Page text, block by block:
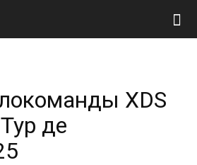
XDS
де